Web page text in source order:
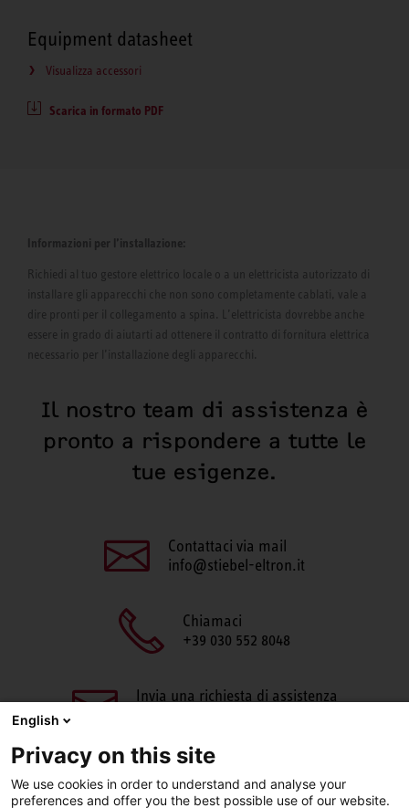
Equipment datasheet
Visualizza accessori
Scarica in formato PDF
Informazioni per l’installazione:
Richiedi al tuo gestore elettrico locale o a un elettricista autorizzato di
installare gli apparecchi che non sono completamente cablati, vale a
dire pronti per il collegamento a spina. L’elettricista dovrebbe anche
essere in grado di aiutarti ad ottenere il contratto di fornitura elettrica
necessario per l’installazione degli apparecchi.
Il nostro team di assistenza è
pronto a rispondere a tutte le
tue esigenze.
Contattaci via mail
info@stiebel-eltron.it
Chiamaci
+39 030 552 8048
Invia una richiesta di assistenza
English
Privacy on this site
We use cookies in order to understand and analyse your
preferences and offer you the best possible use of our website.